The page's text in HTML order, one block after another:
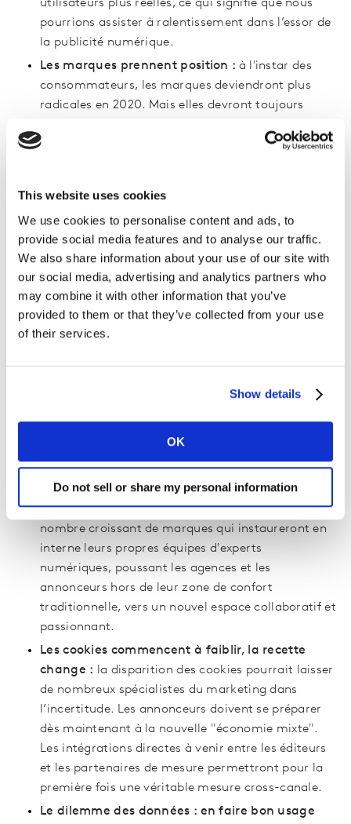
This website uses cookies
We use cookies to personalise content and ads, to
provide social media features and to analyse our traffic.
We also share information about your use of our site with
our social media, advertising and analytics partners who
may combine it with other information that you’ve
provided to them or that they’ve collected from your use
of their services.
Show details
OK
Do not sell or share my personal information
utilisateurs plus réelles, ce qui signifie que nous
pourrions assister à ralentissement dans l’essor de
la publicité numérique.
Les marques prennent position : à l'instar des
consommateurs, les marques deviendront plus
radicales en 2020. Mais elles devront toujours
conformes à leurs valeurs et à leurs objectifs.
marques commenceront à collaborer plus
profondément et à prendre la mesure plus au
sérieux en 2020 en analysant des métriques plus
stratégiques.
Préparez-vous à jouer, l’e-sports est le nouvel
eldorado :
prochains mois, offrant des opportunités lucratives
pour les médias et les annonceurs qui maîtriseront
Le contexte et les catalyseurs du changement:
Tournez-vous et faites face au changement :
tendance à l’internalisation des médias
La tendance « in-housing » se poursuivra avec un
nombre croissant de marques qui instaureront en
interne leurs propres équipes d'experts
numériques, poussant les agences et les
annonceurs hors de leur zone de confort
traditionnelle, vers un nouvel espace collaboratif et
passionnant.
Les cookies commencent à faiblir, la recette
change : la disparition des cookies pourrait laisser
de nombreux spécialistes du marketing dans
l’incertitude. Les annonceurs doivent se préparer
dès maintenant à la nouvelle "économie mixte".
Les intégrations directes à venir entre les éditeurs
et les partenaires de mesure permettront pour la
première fois une véritable mesure cross-canale.
Le dilemme des données : en faire bon usage